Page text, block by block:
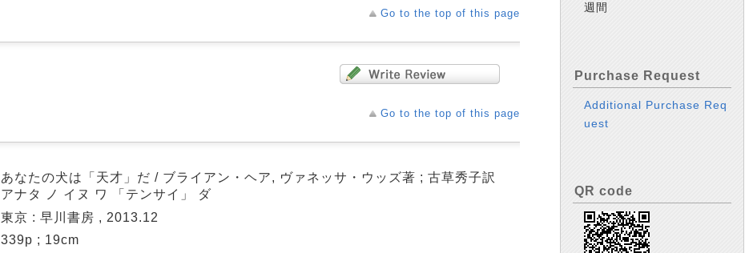
Go to the top of this page
Go to the top of this page
あなたの犬は「天才」だ / ブライアン・ヘア, ヴァネッサ・ウッズ著 ; 古草秀子訳
アナタ ノ イヌ ワ 「テンサイ」 ダ
東京 : 早川書房 , 2013.12
339p ; 19cm
週間
Purchase Request
Additional Purchase Req
uest
QR code